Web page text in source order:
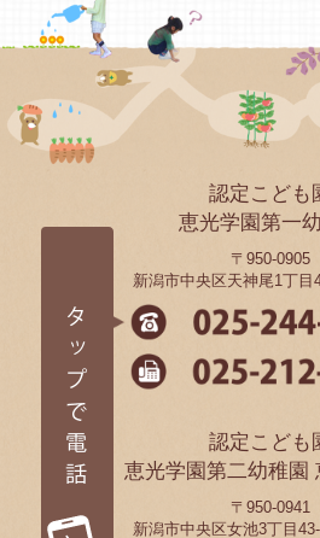
認定こども
恵光学園第一
〒950-0905
新潟市中央区天神尾1丁目
認定こども
恵光学園第二幼稚園
〒950-0941
新潟市中央区女池3丁目